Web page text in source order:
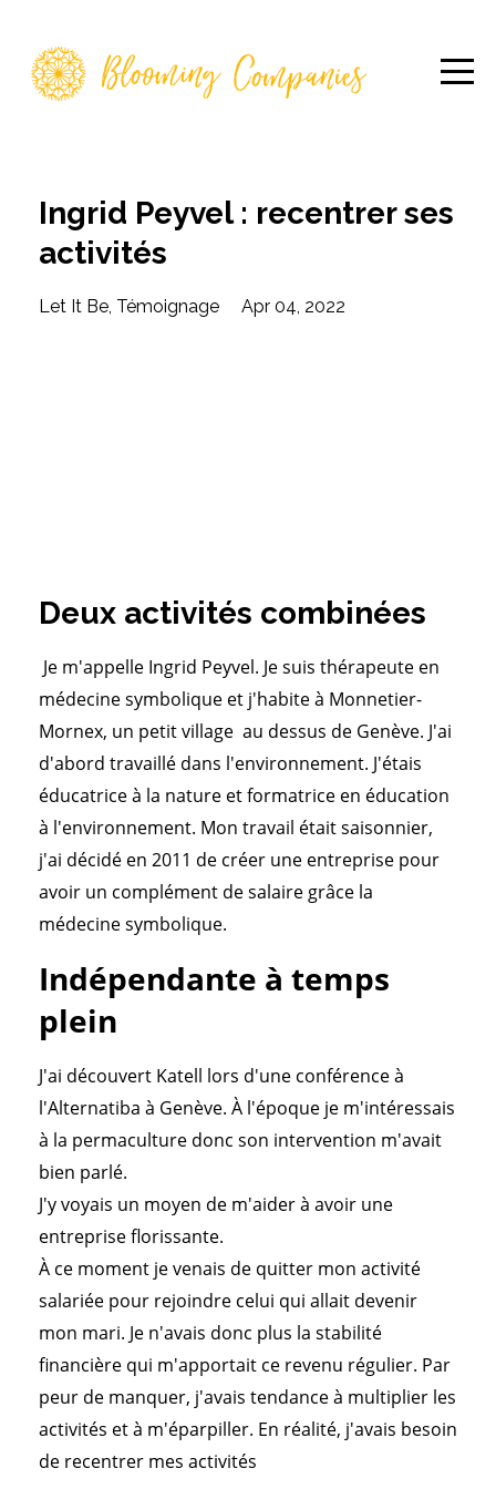
Ingrid Peyvel : recentrer ses
activités
Let It Be Témoignage Apr 04, 2022
Deux activités combinées
Je m'appelle Ingrid Peyvel. Je suis thérapeute en
médecine symbolique et j'habite à Monnetier-
Mornex, un petit village au dessus de Genève. J'ai
d'abord travaillé dans l'environnement. J'étais
éducatrice à la nature et formatrice en éducation
à l'environnement. Mon travail était saisonnier,
j'ai décidé en 2011 de créer une entreprise pour
avoir un complément de salaire grâce la
médecine symbolique.
Indépendante à temps
plein
J'ai découvert Katell lors d'une conférence à
l'Alternatiba à Genève. À l'époque je m'intéressais
à la permaculture donc son intervention m'avait
bien parlé.
J'y voyais un moyen de m'aider à avoir une
entreprise florissante.
À ce moment je venais de quitter mon activité
salariée pour rejoindre celui qui allait devenir
mon mari. Je n'avais donc plus la stabilité
financière qui m'apportait ce revenu régulier. Par
peur de manquer, j'avais tendance à multiplier les
activités et à m'éparpiller. En réalité, j'avais besoin
de recentrer mes activités